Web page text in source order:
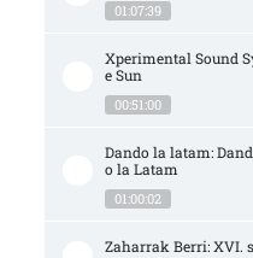
01:07:39
Xperimental Sound
e Sun
00:51:00
Dando la latam:
o la Latam
01:00:02
Zaharrak Berri: XVI.